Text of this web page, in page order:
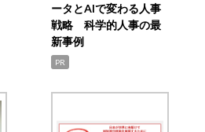
ータとAIで変わる人事
戦略 科学的人事の最
新事例
PR